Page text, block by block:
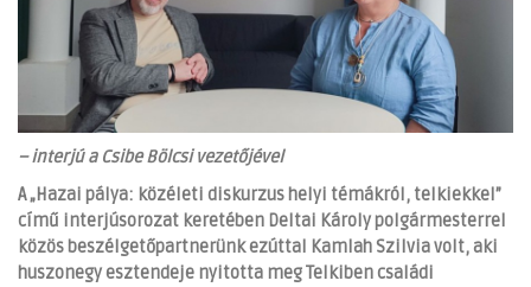
– interjú a Csibe Bölcsi vezetőjével
A „Hazai pálya: közéleti diskurzus helyi témákról, telkiekkel”
című interjúsorozat keretében Deltai Károly polgármesterrel
közös beszélgetőpartnerünk ezúttal Kamlah Szilvia volt, aki
huszonegy esztendeje nyitotta meg Telkiben családi